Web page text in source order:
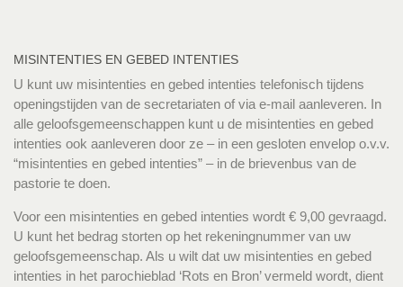
MISINTENTIES EN GEBED INTENTIES
U kunt uw misintenties en gebed intenties telefonisch tijdens
openingstijden van de secretariaten of via e-mail aanleveren. In
alle geloofsgemeenschappen kunt u de misintenties en gebed
intenties ook aanleveren door ze – in een gesloten envelop o.v.v.
“misintenties en gebed intenties” – in de brievenbus van de
pastorie te doen.
Voor een misintenties en gebed intenties wordt € 9,00 gevraagd.
U kunt het bedrag storten op het rekeningnummer van uw
geloofsgemeenschap. Als u wilt dat uw misintenties en gebed
intenties in het parochieblad ‘Rots en Bron’ vermeld wordt, dient